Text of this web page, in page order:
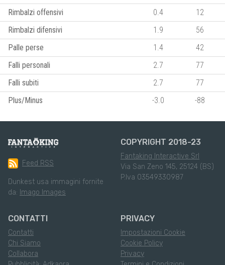
Rimbalzi offensivi
0.4
12
Rimbalzi difensivi
1.9
56
Palle perse
1.4
42
Falli personali
2.7
77
Falli subiti
2.7
77
Plus/Minus
-3.0 -88
Feed RSS
Dunkest usa immagini fornite
da: Imago Images
COPYRIGHT 2018-23
Fantaking Interactive Srl
Via San Zeno 145, 25124 (BS)
P.Iva 03549330987
CONTATTI
Contatti
Chi Siamo
Collabora
PRIVACY
Impostazioni Cookie
Cookie Policy
Privacy